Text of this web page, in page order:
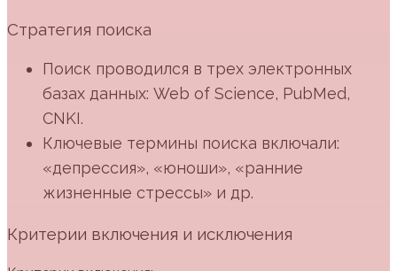
Стратегия поиска
Поиск проводился в трех электронных
базах данных: Web of Science, PubMed,
CNKI.
Ключевые термины поиска включали:
«депрессия», «юноши», «ранние
жизненные стрессы» и др.
Критерии включения и исключения